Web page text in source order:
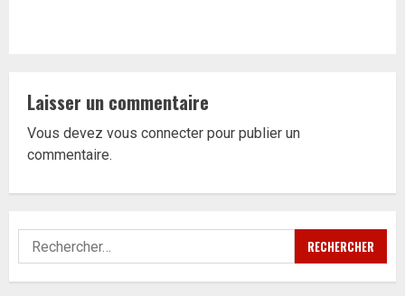
Laisser un commentaire
Vous devez vous connecter pour publier un
commentaire.
Rechercher :